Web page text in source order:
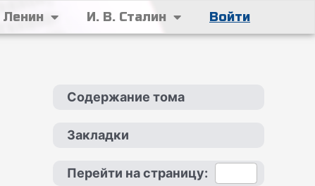
Ленин И. В. Сталин Войти
Содержание тома
Закладки
Перейти на страницу: